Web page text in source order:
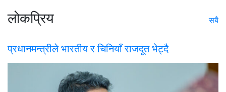
लोकप्रिय सबै
प्रधानमन्त्रीले भारतीय र चिनियाँ राजदूत भेट्दै